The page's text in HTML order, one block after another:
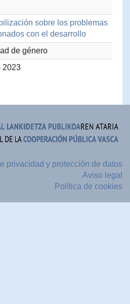
sobre los problemas
con el desarrollo
de género
2023
privacidad y protección de datos
Aviso legal
Política de cookies